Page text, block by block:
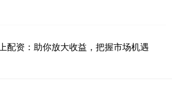
配资：助你放大收益，把握市场机遇